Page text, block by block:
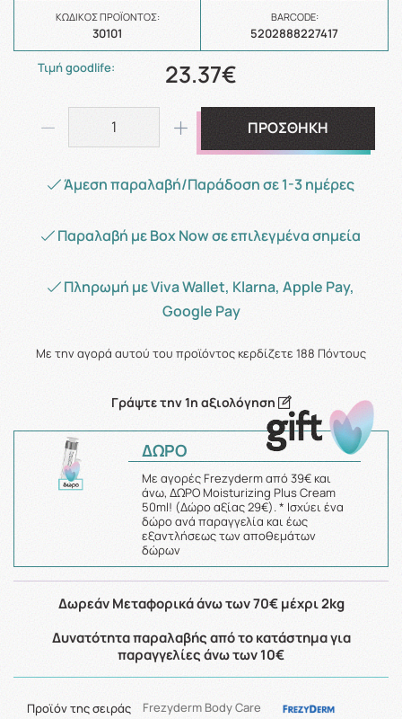
ΚΩΔΙΚΌΣ ΠΡΟΪΌΝΤΟΣ:
30101
BARCODE:
5202888227417
Τιμή goodlife: 23.37€
ΠΡΟΣΘΗΚΗ
Άμεση παραλαβή/Παράδοση σε 1-3 ημέρες
Παραλαβή με Box Now σε επιλεγμένα σημεία
Πληρωμή με Viva Wallet, Klarna, Apple Pay,
Google Pay
Με την αγορά αυτού του προϊόντος κερδίζετε 188 Πόντους
Γράψτε την 1η αξιολόγηση
ΔΩΡΟ
Με αγορές Frezyderm από 39€ και
άνω, ΔΩΡΟ Moisturizing Plus Cream
50ml! (Δώρο αξίας 29€). * Ισχύει ένα
δώρο ανά παραγγελία και έως
εξαντλήσεως των αποθεμάτων
δώρων
Δωρεάν Μεταφορικά άνω των 70€ μέχρι 2kg
Δυνατότητα παραλαβής από το κατάστημα για
παραγγελίες άνω των 10€
Προϊόν της σειράς Frezyderm Body Care